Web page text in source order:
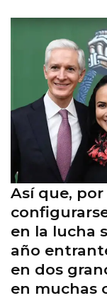
Así que,
en la lucha
año
en dos
en muchas